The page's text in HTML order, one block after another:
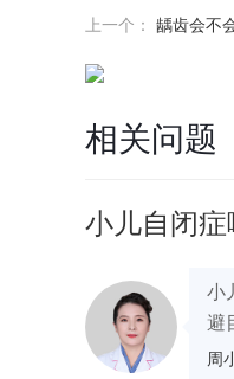
上一个： 龋齿会不
相关问题
小儿自闭
小
避
周